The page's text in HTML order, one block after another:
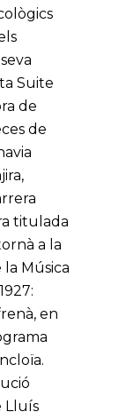
Suite
de
de
titulada
a la
Música
en
Lluís